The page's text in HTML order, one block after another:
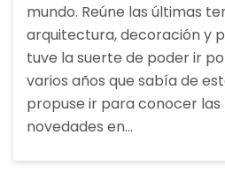
mundo. Reúne las últimas
arquitectura, decoración y
tuve la suerte de poder ir
varios años que sabía de
propuse ir para conocer las
novedades en…